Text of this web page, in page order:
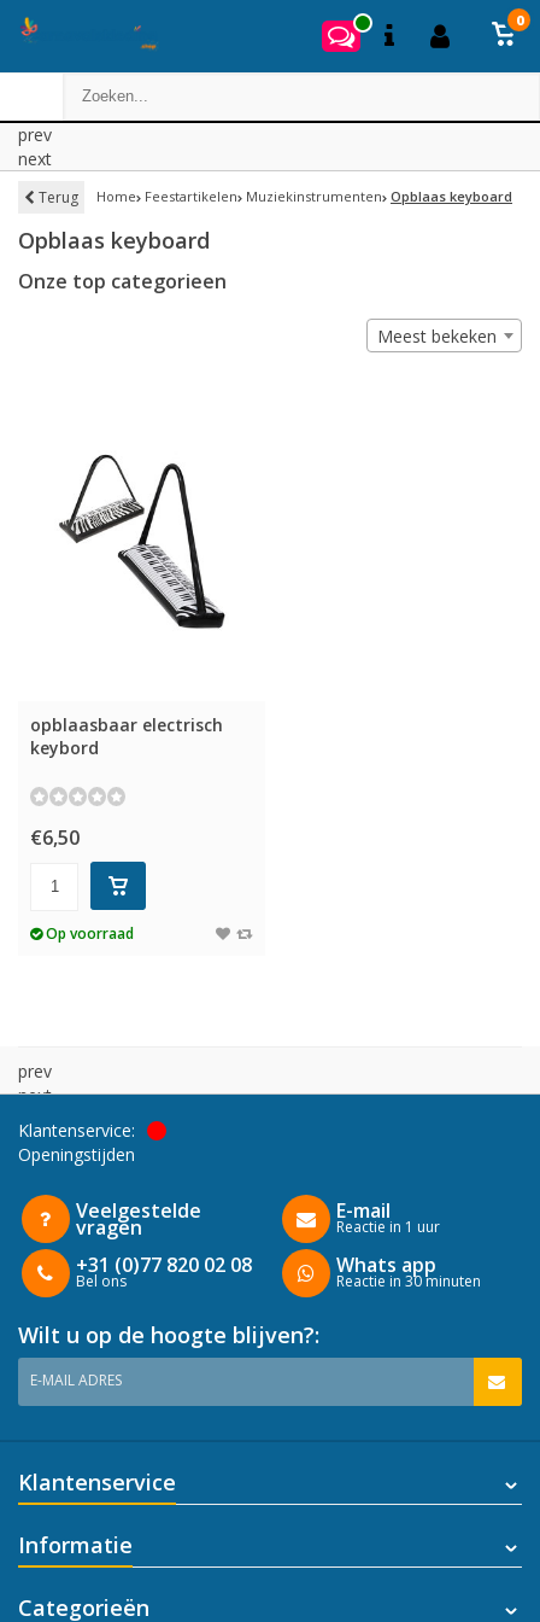
0
prev
next
Terug Home Feestartikelen Muziekinstrumenten Opblaas keyboard
Opblaas keyboard
Onze top categorieen
Meest bekeken
opblaasbaar electrisch
keybord
€6,50
Op voorraad
prev
next
Klantenservice:
Openingstijden
Veelgestelde
vragen
+31 (0)77 820 02 08
Bel ons
E-mail
Reactie in 1 uur
Whats app
Reactie in 30 minuten
Wilt u op de hoogte blijven?:
E-MAIL ADRES
Klantenservice
Informatie
Categorieën